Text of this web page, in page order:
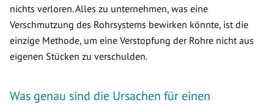
nichts verloren. Alles zu unternehmen, was eine
Verschmutzung des Rohrsystems bewirken könnte, ist die
einzige Methode, um eine Verstopfung der Rohre nicht aus
eigenen Stücken zu verschulden.
Was genau sind die Ursachen für einen